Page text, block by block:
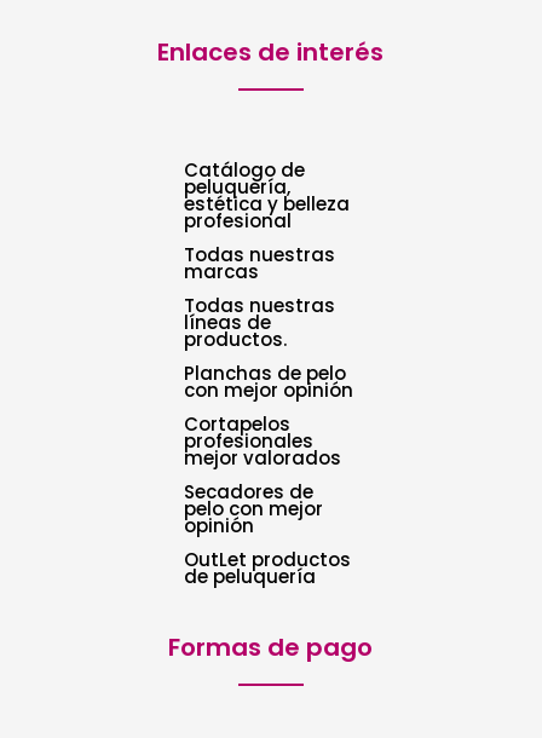
Enlaces de interés
Catálogo de
peluquería,
estética y belleza
profesional
Todas nuestras
marcas
Todas nuestras
líneas de
productos.
Planchas de pelo
con mejor opinión
Cortapelos
profesionales
mejor valorados
Secadores de
pelo con mejor
opinión
OutLet productos
de peluquería
Formas de pago